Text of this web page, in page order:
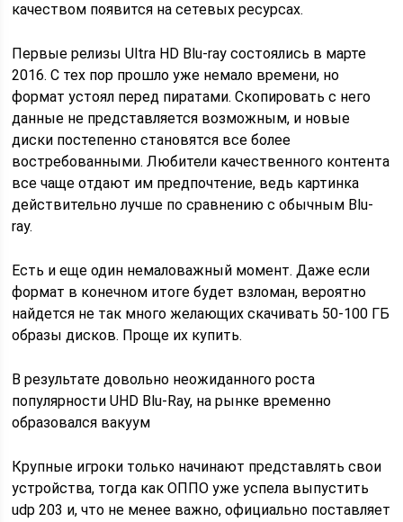
качеством появится на сетевых ресурсах.
Первые релизы Ultra HD Blu-ray состоялись в марте
2016. С тех пор прошло уже немало времени, но
формат устоял перед пиратами. Скопировать с него
данные не представляется возможным, и новые
диски постепенно становятся все более
востребованными. Любители качественного контента
все чаще отдают им предпочтение, ведь картинка
действительно лучше по сравнению с обычным Blu-
ray.
Есть и еще один немаловажный момент. Даже если
формат в конечном итоге будет взломан, вероятно
найдется не так много желающих скачивать 50-100 ГБ
образы дисков. Проще их купить.
В результате довольно неожиданного роста
популярности UHD Blu-Ray, на рынке временно
образовался вакуум
Крупные игроки только начинают представлять свои
устройства, тогда как ОППО уже успела выпустить
udp 203 и, что не менее важно, официально поставляет